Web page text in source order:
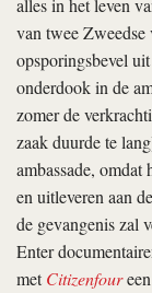
alles in het leven
van twee
opsporingsbevel
onderdook in de
zomer de
zaak duurde te
ambassade,
en uitleveren aan
de gevangenis zal
Enter
metCitizenfour